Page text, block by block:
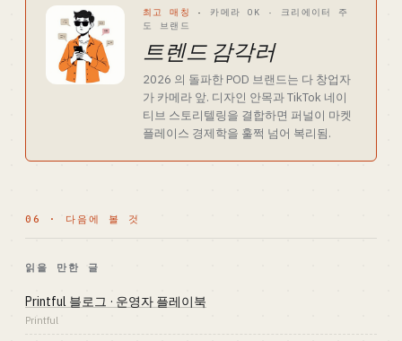
최고 매칭 ·카메라 OK · 크리에이터 주
도 브랜드
트렌드 감각러
2026 의 돌파한 POD 브랜드는 다 창업자
가 카메라 앞. 디자인 안목과 TikTok 네이
티브 스토리텔링을 결합하면 퍼널이 마켓
플레이스 경제학을 훌쩍 넘어 복리됨.
06 · 다음에 볼 것
읽을 만한 글
Printful 블로그 · 운영자 플레이북
Printful